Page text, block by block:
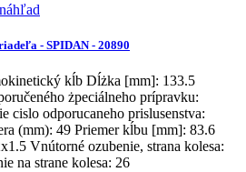
- SPIDAN - 20890
kĺb Dĺżka [mm]: 133.5
żpeciálneho prípravku:
cislo odporucaneho prislusenstva:
(mm): 49 Priemer kĺbu [mm]: 83.6
Vnútorné ozubenie, strana kolesa:
na strane kolesa: 26